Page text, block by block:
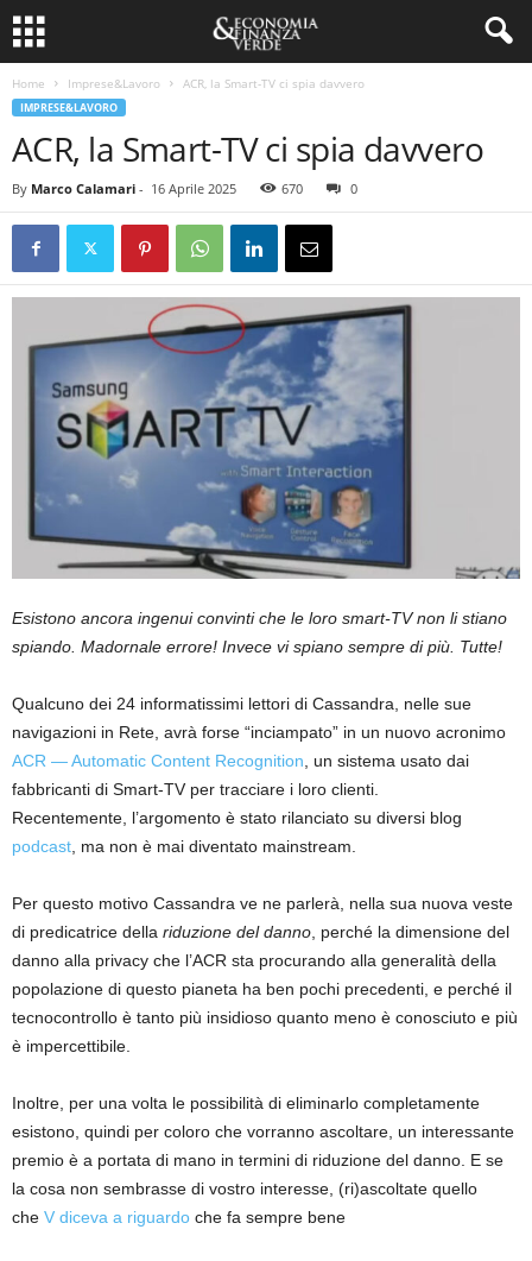
Home Imprese&Lavoro ACR, la Smart-TV ci spia davvero
IMPRESE&LAVORO
ACR, la Smart-TV ci spia davvero
By Marco Calamari - 16 Aprile 2025 670 0
m
a
t
i
a
j
a
n
.
c
o
m
b
e
l
i
k
d
u
Esistono ancora ingenui convinti che le loro smart-TV non li stiano
spiando. Madornale errore! Invece vi spiano sempre di più. Tutte!
Qualcuno dei 24 informatissimi lettori di Cassandra, nelle sue
navigazioni in Rete, avrà forse “inciampato” in un nuovo acronimo
ACR — Automatic Content Recognition , un sistema usato dai
fabbricanti di Smart-TV per tracciare i loro clienti.
Recentemente, l’argomento è stato rilanciato su diversi blog
podcast , ma non è mai diventato mainstream.
Per questo motivo Cassandra ve ne parlerà, nella sua nuova veste
di predicatrice della riduzione del danno , perché la dimensione del
danno alla privacy che l’ACR sta procurando alla generalità della
popolazione di questo pianeta ha ben pochi precedenti, e perché il
tecnocontrollo è tanto più insidioso quanto meno è conosciuto e più
è impercettibile.
Inoltre, per una volta le possibilità di eliminarlo completamente
esistono, quindi per coloro che vorranno ascoltare, un interessante
premio è a portata di mano in termini di riduzione del danno. E se
la cosa non sembrasse di vostro interesse, (ri)ascoltate quello
che V diceva a riguardo che fa sempre bene